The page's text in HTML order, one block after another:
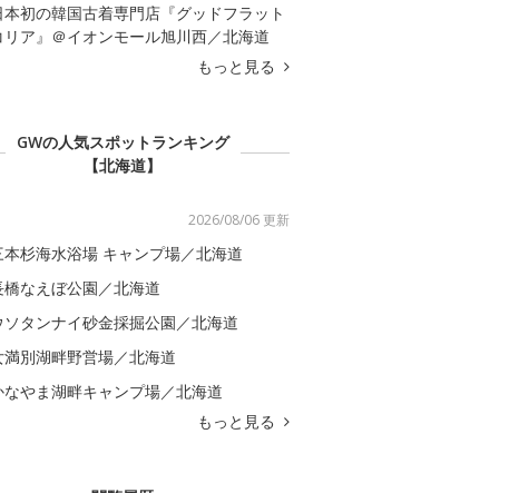
本初の韓国古着専門店『グッドフラット
リア』＠イオンモール旭川西／北海道
もっと見る
GWの人気スポットランキング
【北海道】
2026/08/06 更新
本杉海水浴場 キャンプ場／北海道
橋なえぼ公園／北海道
ソタンナイ砂金採掘公園／北海道
満別湖畔野営場／北海道
なやま湖畔キャンプ場／北海道
もっと見る